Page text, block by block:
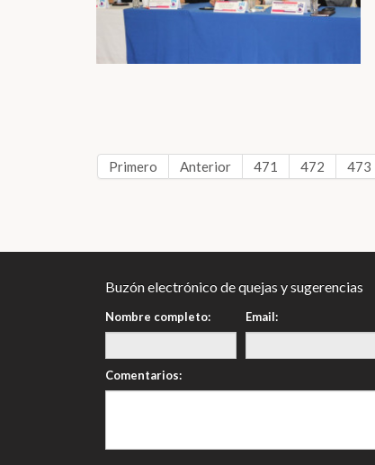
Primero Anterior 471 472 473
Buzón electrónico de quejas y sugerencias
Nombre completo: Email:
Comentarios: